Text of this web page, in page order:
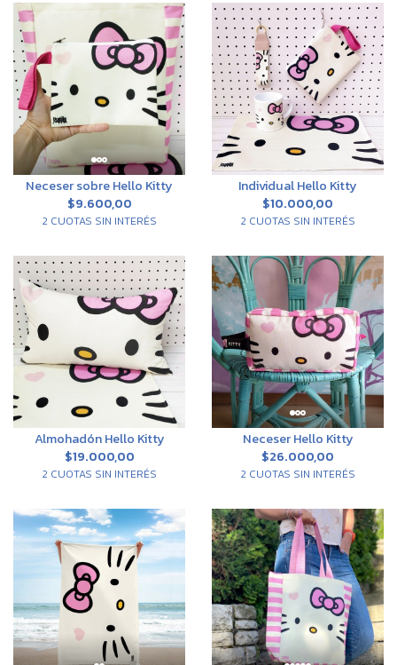
Neceser sobre Hello Kitty
$9.600,00
2 CUOTAS SIN INTERÉS
Individual Hello Kitty
$10.000,00
2 CUOTAS SIN INTERÉS
Almohadón Hello Kitty
$19.000,00
2 CUOTAS SIN INTERÉS
Neceser Hello Kitty
$26.000,00
2 CUOTAS SIN INTERÉS